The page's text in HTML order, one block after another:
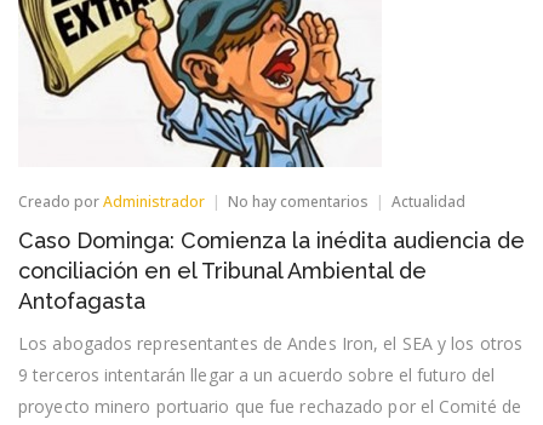
Creado porAdministrador No hay comentarios en
Dominga:
Comienza
la
de
conciliación
en
el
Actualidad
Caso Dominga: Comienza la inédita audiencia de
conciliación en el Tribunal Ambiental de
Antofagasta
Los abogados representantes de Andes Iron, el SEA y los otros
9 terceros intentarán llegar a un acuerdo sobre el futuro del
proyecto minero portuario que fue rechazado por el Comité de